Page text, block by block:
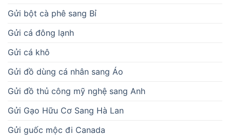
Gửi bột cà phê sang Bỉ
Gửi cá đông lạnh
Gửi cá khô
Gửi đồ dùng cá nhân sang Áo
Gửi đồ thủ công mỹ nghệ sang Anh
Gửi Gạo Hữu Cơ Sang Hà Lan
Gửi guốc mộc đi Canada